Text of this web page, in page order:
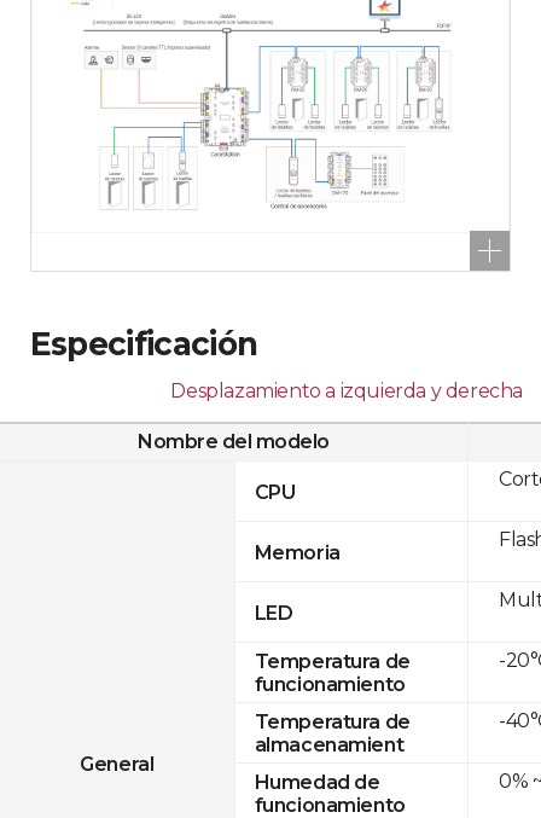
Especificación
Desplazamiento a izquierda y derecha
Nombre del modelo
General
CPU
Memoria
LED
Temperatura de
funcionamiento
Temperatura de
almacenamient
Humedad de
funcionamiento
-
-
0%